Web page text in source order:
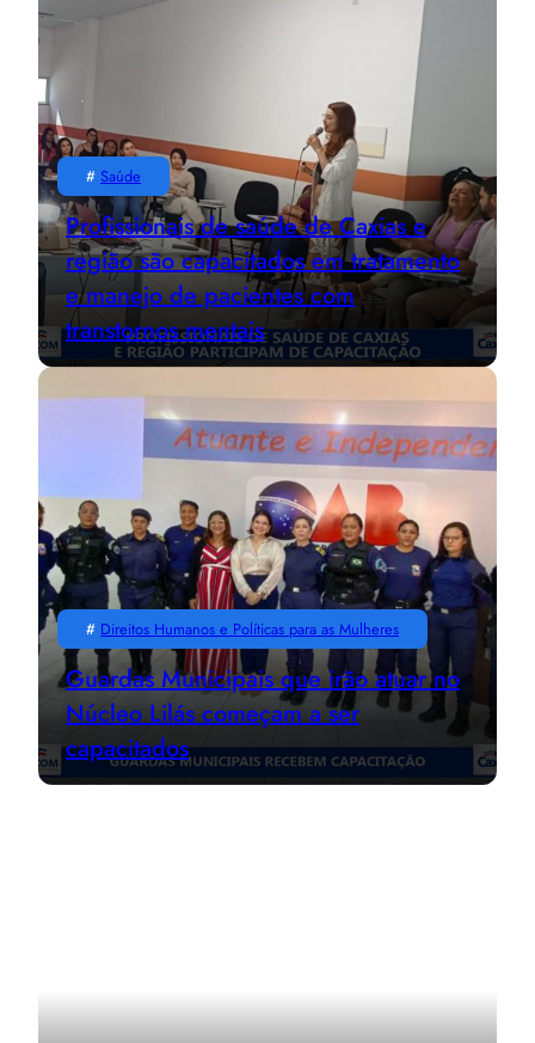
# Saúde
Profissionais de saúde de Caxias e
região são capacitados em tratamento
e manejo de pacientes com
transtornos mentais
# Direitos Humanos e Políticas para as Mulheres
Guardas Municipais que irão atuar no
Núcleo Lilás começam a ser
capacitados